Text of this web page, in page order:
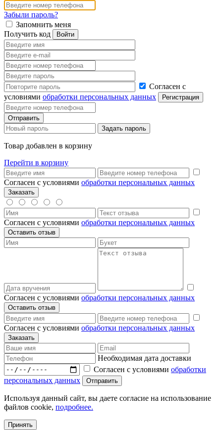
Забыли пароль?
Запомнить меня
Получить код
Согласен с
условиями обработки персональных данных
Товар добавлен в корзину
Перейти в корзину
Согласен с условиями обработки персональных данных
Согласен с условиями обработки персональных данных
Согласен с условиями обработки персональных данных
Согласен с условиями обработки персональных данных
Необходимая дата доставки
Согласен с условиями обработки
персональных данных
Используя данный сайт, вы даете согласие на использование
файлов cookie, подробнее.
Принять